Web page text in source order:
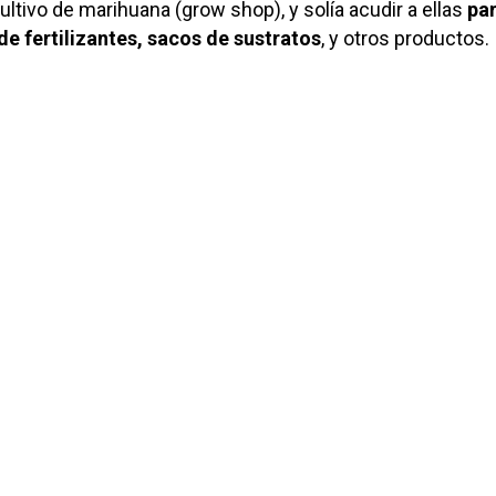
de marihuana (grow shop), y solía acudir a ellas
fertilizantes, sacos de sustratos, y otros productos.